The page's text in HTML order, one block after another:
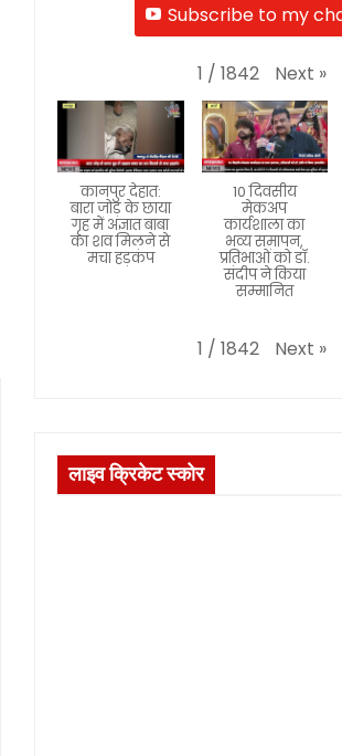
Subscribe to my
1 / 1842 Next »
कानपुर देहात:
बारा जोड़ के छाया
गृह में अज्ञात बाबा
का शव मिलने से
मचा हड़कंप
10 दिवसीय
मेकअप
कार्यशाला का
भव्य समापन,
प्रतिभाओं को डॉ.
संदीप ने किया
सम्मानित
1 / 1842 Next »
लाइव क्रिकेट स्कोर